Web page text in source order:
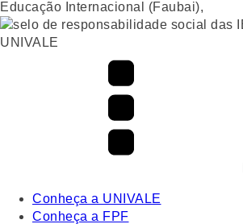
UNIVALE
Conheça a UNIVALE
Conheça a FPF